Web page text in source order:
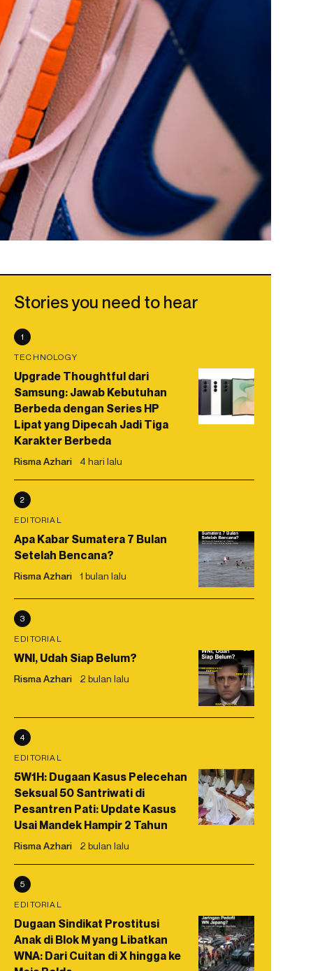
Stories you need to hear
1
TECHNOLOGY
Upgrade Thoughtful dari
Samsung: Jawab Kebutuhan
Berbeda dengan Series HP
Lipat yang Dipecah Jadi Tiga
Karakter Berbeda
Risma Azhari 4 hari lalu
2
EDITORIAL
Apa Kabar Sumatera 7 Bulan
Setelah Bencana?
Risma Azhari 1 bulan lalu
3
EDITORIAL
WNI, Udah Siap Belum?
Risma Azhari 2 bulan lalu
4
EDITORIAL
5W1H: Dugaan Kasus Pelecehan
Seksual 50 Santriwati di
Pesantren Pati: Update Kasus
Usai Mandek Hampir 2 Tahun
Risma Azhari 2 bulan lalu
5
EDITORIAL
Dugaan Sindikat Prostitusi
Anak di Blok M yang Libatkan
WNA: Dari Cuitan di X hingga ke